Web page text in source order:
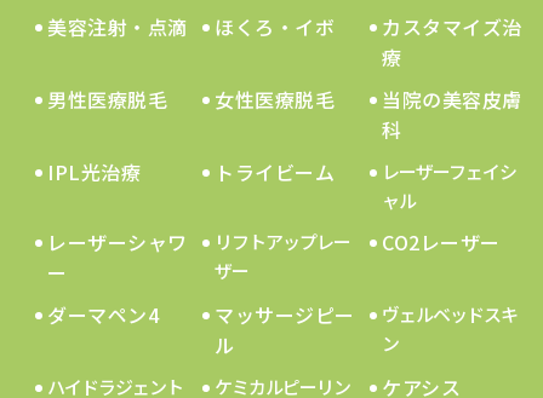
美容注射・点滴 ほくろ・イボ
カスタマイズ治
療
男性医療脱毛
女性医療脱毛
当院の美容皮膚
科
IPL光治療
トライビーム
レーザーフェイシ
ャル
レーザーシャワ
ー
リフトアップレー
ザー
CO2レーザー
ダーマペン4
マッサージピー
ル
ヴェルベッドスキ
ン
ハイドラジェント
ケミカルピーリン
ケアシス